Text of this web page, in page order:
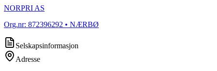
NORPRI AS
Org.nr: 872396292 • NÆRBØ
Selskapsinformasjon
Adresse